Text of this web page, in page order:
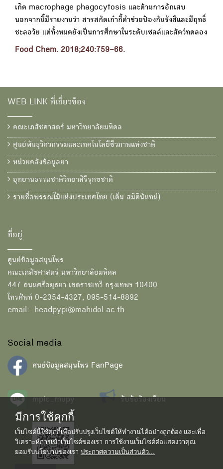
เกิด macrophage phagocytosis และต้านการอักเสบ
นอกจากนี้มีรายงานว่า สารสกัดเก๋ากี้ดำช่วยป้องกันรังสีและมีฤทธิ์
ชะลอวัย แต่ทั้งหมดยังเป็นการศึกษาในระดับเซลล์และสัตว์ทดลอง
Food Chem. 2018;240:759–66.
WEB LINK ที่เกี่ยวข้อง
คณะเภสัชศาสตร์ มหาวิทยาลัยมหิดล
ศูนย์พันธุวิศวกรรมและเทคโนโลยีชีวภาพแห่งชาติ
หน่วยคลังข้อมูลยา
อุทยานธรรมชาติวิทยาสิรีรุกขชาติ
รายชื่อพรรณไม้แห่งประเทศไทย (เต็ม สมิตินันทน์)
ที่อยู่
ศูนย์ข้อมูลสมุนไพร
คณะเภสัชศาสตร์ มหาวิทยาลัยมหิดล
447 ถนนศรีอยุธยา เขตราชเทวี กรุงเทพฯ 10400
โทรศัพท์ 0-2354-4327, 095-514-8892
email: headpypi@mahidol.ac.th
Social media
ศนย์ข้อมูลสมุนไพร FanPage
mpic_mupy รับข้อร้องเรียน
มีการใช้คุกกี้
เว็บไซต์นี้ใช้คุกกี้เพื่อปรับปรุงเว็บไซต์ให้ทำงานได้อย่างถูกต้อง และเพื่อ
วิเคราะห์การเข้าเว็บไซต์ของเรา การใช้งานเว็บไซต์ต่อแสดงว่าคุณ
ยอมรับนโยบายของเรา ประกาศความเป็นส่วนตัว...